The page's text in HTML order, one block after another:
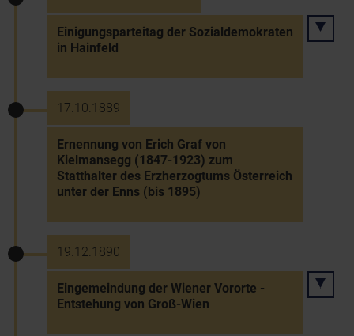
Einigungsparteitag der Sozialdemokraten
in Hainfeld
17.10.1889
Ernennung von Erich Graf von
Kielmansegg (1847-1923) zum
Statthalter des Erzherzogtums Österreich
unter der Enns (bis 1895)
19.12.1890
Eingemeindung der Wiener Vororte -
Entstehung von Groß-Wien